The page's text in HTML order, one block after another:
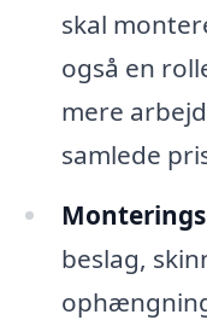
skal
også en
mere
samlede
beslag,